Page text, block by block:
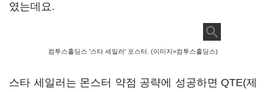
였는데요.
컴투스홀딩스 '스타 세일러' 포스터. (이미지=컴투스홀딩스)
스타 세일러는 몬스터 약점 공략에 성공하면 QTE(제